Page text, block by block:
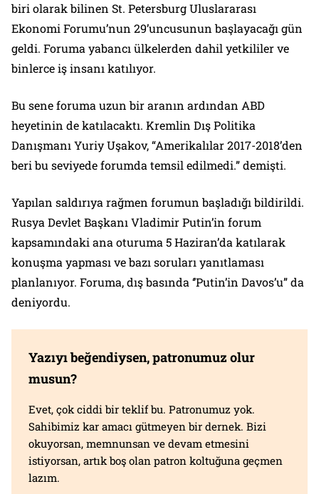
biri olarak bilinen St. Petersburg Uluslararası
Ekonomi Forumu’nun 29’uncusunun başlayacağı gün
geldi. Foruma yabancı ülkelerden dahil yetkililer ve
binlerce iş insanı katılıyor. ​​​
Bu sene foruma uzun bir aranın ardından ABD
heyetinin de katılacaktı. Kremlin Dış Politika
Danışmanı Yuriy Uşakov, “Amerikalılar 2017-2018’den
beri bu seviyede forumda temsil edilmedi.” demişti.
Yapılan saldırıya rağmen forumun başladığı bildirildi.
Rusya Devlet Başkanı Vladimir Putin’in forum
kapsamındaki ana oturuma 5 Haziran’da katılarak
konuşma yapması ve bazı soruları yanıtlaması
planlanıyor. Foruma, dış basında ‘’Putin’in Davos’u” da
deniyordu.
Yazıyı beğendiysen, patronumuz olur
musun?
Evet, çok ciddi bir teklif bu. Patronumuz yok.
Sahibimiz kar amacı gütmeyen bir dernek. Bizi
okuyorsan, memnunsan ve devam etmesini
istiyorsan, artık boş olan patron koltuğuna geçmen
lazım.